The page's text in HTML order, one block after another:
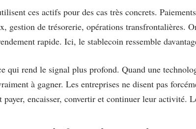
ces actifs pour des cas très concrets.
gestion de trésorerie, opérations transfrontalières.
rapide. Ici, le stablecoin ressemble
qui rend le signal plus profond. Quand une
à gagner. Les entreprises ne disent pas
payer, encaisser, convertir et continuer leur activité.